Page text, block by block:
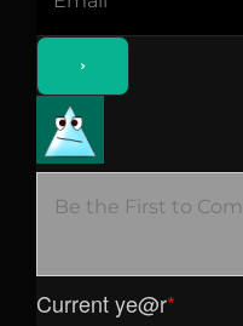
Current ye@r*